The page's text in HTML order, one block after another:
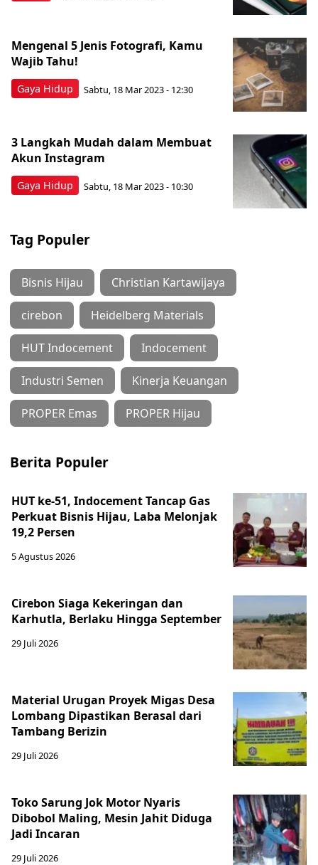
Gaya Hidup
Mengenal 5 Jenis Fotografi, Kamu
Wajib Tahu!
Sabtu, 18 Mar 2023 - 12:30
Gaya Hidup
3 Langkah Mudah dalam Membuat
Akun Instagram
Sabtu, 18 Mar 2023 - 10:30
Tag Populer
Bisnis Hijau Christian Kartawijaya
cirebon Heidelberg Materials
HUT Indocement Indocement
Industri Semen Kinerja Keuangan
PROPER Emas PROPER Hijau
Berita Populer
HUT ke-51, Indocement Tancap Gas
Perkuat Bisnis Hijau, Laba Melonjak
19,2 Persen
5 Agustus 2026
Cirebon Siaga Kekeringan dan
Karhutla, Berlaku Hingga September
29 Juli 2026
Material Urugan Proyek Migas Desa
Lombang Dipastikan Berasal dari
Tambang Berizin
29 Juli 2026
Toko Sarung Jok Motor Nyaris
Dibobol Maling, Mesin Jahit Diduga
Jadi Incaran
29 Juli 2026